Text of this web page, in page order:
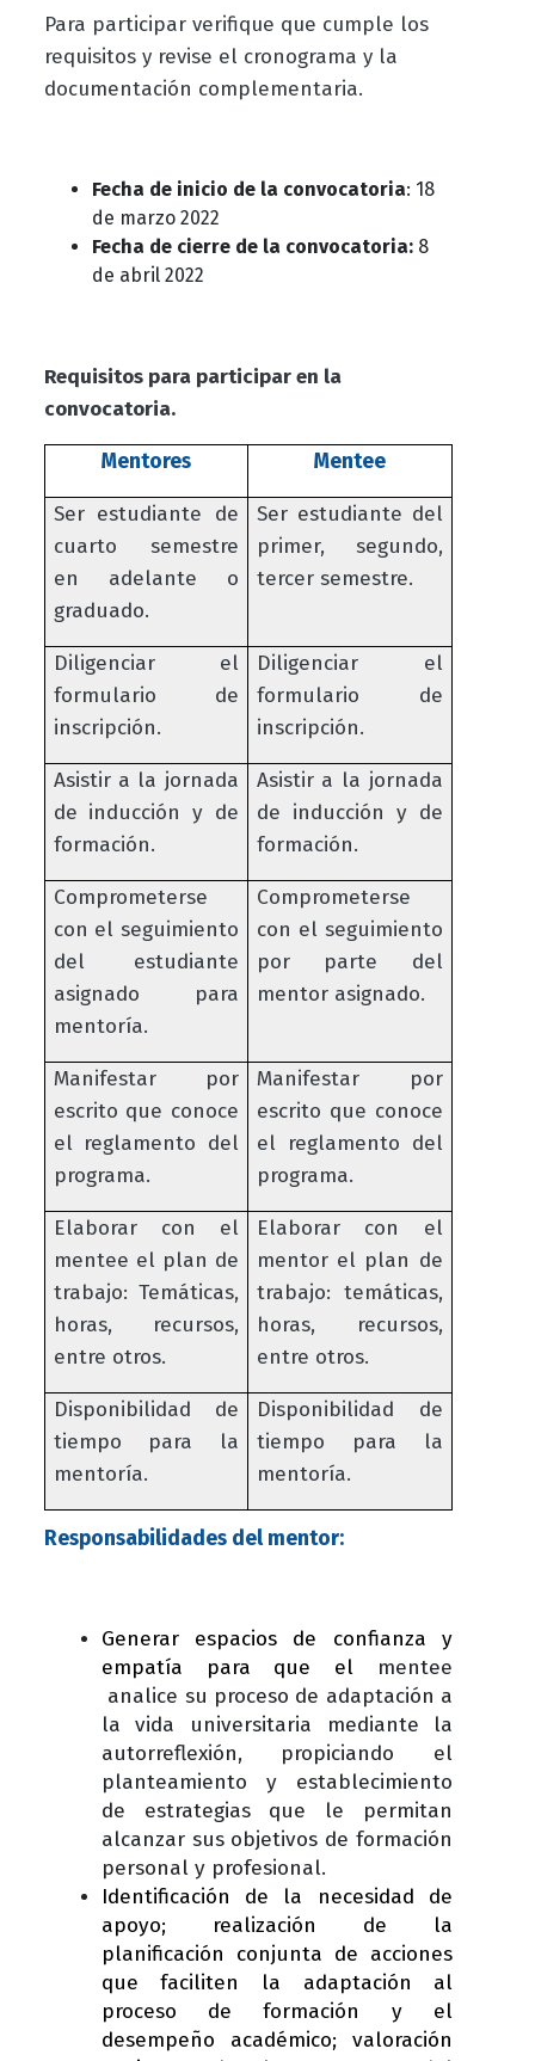
Para participar verifique que cumple los
requisitos y revise el cronograma y la
documentación complementaria.
Fecha de inicio de la convocatoria: 18
de marzo2022
Fecha de cierre de la convocatoria:8
de abril 2022
Requisitos para participar en la
convocatoria.
Mentores Mentee
Ser estudiante de
cuarto semestre
en adelante o
graduado.
Ser estudiante del
primer, segundo,
tercer semestre.
Diligenciar el
formulario de
inscripción.
Diligenciar el
formulario de
inscripción.
Asistir a la jornada
de inducción y de
formación.
Asistir a la jornada
de inducción y de
formación.
Comprometerse
con el seguimiento
del estudiante
asignado para
mentoría.
Comprometerse
con el seguimiento
por parte del
mentor asignado.
Manifestar por
escrito que conoce
el reglamento del
programa.
Manifestar por
escrito que conoce
el reglamento del
programa.
Elaborar con el
mentee el plan de
trabajo: Temáticas,
horas, recursos,
entre otros.
Elaborar con el
mentor el plan de
trabajo: temáticas,
horas, recursos,
entre otros.
Disponibilidad de
tiempo para la
mentoría.
Disponibilidad de
tiempo para la
mentoría.
Responsabilidades del mentor:
Generar espacios de confianza y
empatía para que el mentee
analice su proceso de adaptación a
la vida universitaria mediante la
autorreflexión, propiciando el
planteamiento y establecimiento
de estrategias que le permitan
alcanzar sus objetivos de formación
personal y profesional.
Identificación de la necesidad de
apoyo; realización de la
planificación conjunta de acciones
que faciliten la adaptación al
proceso de formación y el
desempeño académico; valoración